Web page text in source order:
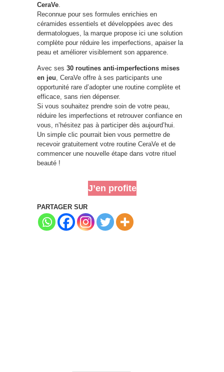
CeraVe
Reconnue pour ses formules enrichies en
céramides essentiels et développées avec des
dermatologues, la marque propose ici une solution
complète pour réduire les imperfections, apaiser la
peau et améliorer visiblement son apparence.
Avec ses 30 routines anti-imperfections mises
en jeu , CeraVe offre à ses participants une
opportunité rare d’adopter une routine complète et
efficace, sans rien dépenser.
Si vous souhaitez prendre soin de votre peau,
réduire les imperfections et retrouver confiance en
vous, n’hésitez pas à participer dès aujourd’hui.
Un simple clic pourrait bien vous permettre de
recevoir gratuitement votre routine CeraVe et de
commencer une nouvelle étape dans votre rituel
beauté !
J’en profite
PARTAGER SUR